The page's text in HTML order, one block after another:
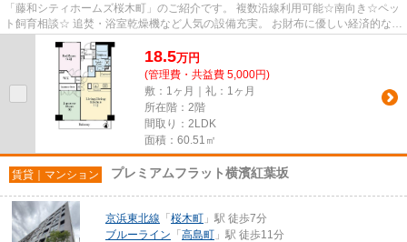
「藤和シティホームズ桜木町」のご紹介です。 複数沿線利用可能☆南向き☆ペッ
ト飼育相談☆ 追焚・浴室乾燥機など人気の設備充実。 お財布に優しい経済的な都
市ガス物件です。 オートロッ...
18.5万円
(管理費・共益費 5,000円)
敷：1ヶ月｜礼：1ヶ月
所在階：2階
間取り：2LDK
面積：60.51㎡
賃貸｜マンション プレミアムフラット横濱紅葉坂
京浜東北線 「 桜木町 」駅 徒歩7分
ブルーライン 「 高島町 」駅 徒歩11分